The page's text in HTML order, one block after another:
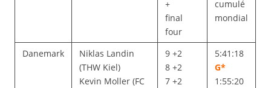
+
final
four
cumulé
mondial
Danemark
Niklas Landin
(THW Kiel)
Kevin Moller (FC
9 +2
8 +2
7 +2
5:41:18
G*
1:55:20